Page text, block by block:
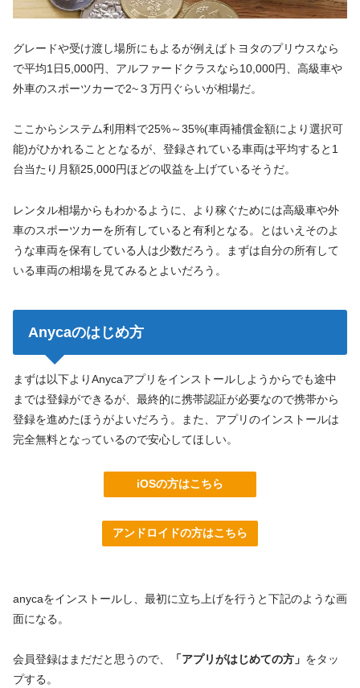
グレードや受け渡し場所にもよるが例えばトヨタのプリウスなら
で平均1日5,000円、アルファードクラスなら10,000円、高級車や
外車のスポーツカーで2~３万円ぐらいが相場だ。
ここからシステム利用料で25%～35%(車両補償金額により選択可
能)がひかれることとなるが、登録されている車両は平均すると1
台当たり月額25,000円ほどの収益を上げているそうだ。
レンタル相場からもわかるように、より稼ぐためには高級車や外
車のスポーツカーを所有していると有利となる。とはいえそのよ
うな車両を保有している人は少数だろう。まずは自分の所有して
いる車両の相場を見てみるとよいだろう。
Anycaのはじめ方
まずは以下よりAnycaアプリをインストールしようからでも途中
までは登録ができるが、最終的に携帯認証が必要なので携帯から
登録を進めたほうがよいだろう。また、アプリのインストールは
完全無料となっているので安心してほしい。
iOSの方はこちら
アンドロイドの方はこちら
anycaをインストールし、最初に立ち上げを行うと下記のような画
面になる。
会員登録はまだだと思うので、 「アプリがはじめての方」 をタッ
プする。